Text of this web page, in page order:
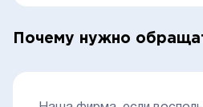
Почему нужно